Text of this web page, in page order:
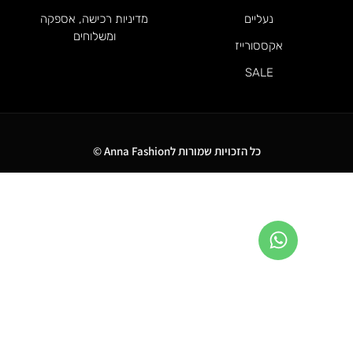
אקססורייז
מדיניות רכישה, אספקה
ומשלוחים
כל הזכויות שמורות לAnna Fashion ©